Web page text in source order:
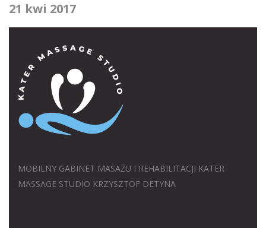
21 kwi 2017
MOBILNY GABINET MASAŻU I REHABILITACJI KATER
MASSAGE STUDIO KRZYSZTOF DETYNA